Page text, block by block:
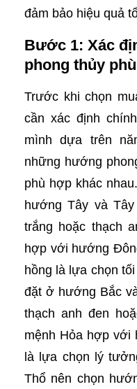
đảm bảo hiệu quả
Bước 1: Xác
phong thủy
Trước khi chọn
cần xác định
mình dựa trên
những hướng
phù hợp khác
hướng Tây và
trắng hoặc thạch
hợp với hướng
hồng là lựa chọn
đặt ở hướng Bắc
thạch anh đen
mệnh Hỏa hợp với
là lựa chọn lý
Thổ nên chọn